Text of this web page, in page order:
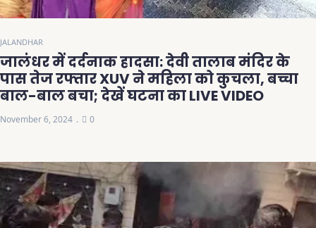
JALANDHAR
जालंधर में दर्दनाक हादसा: देवी तालाब मंदिर के
पास तेज रफ्तार XUV ने महिला को कुचला, बच्चा
बाल-बाल बचा; देखें घटना का LIVE VIDEO
November 6, 2024 0